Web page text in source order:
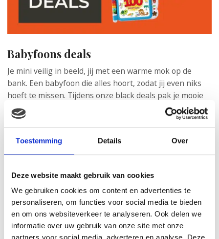
Toestemming Details Over
Deze website maakt gebruik van cookies
We gebruiken cookies om content en advertenties te
personaliseren, om functies voor social media te bieden
en om ons websiteverkeer te analyseren. Ook delen we
informatie over uw gebruik van onze site met onze
Babyfoons deals
Je mini veilig in beeld, jij met een warme mok op de
bank. Een babyfoon die alles hoort, zodat jij even niks
hoeft te missen. Tijdens onze black deals pak je mooie
deals